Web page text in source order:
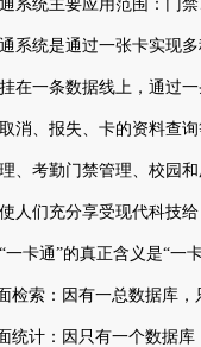
系统主要应用范围：门
系统是通过一张卡实现
在一条数据线上，通过
消、报失、卡的资料查
、考勤门禁管理、校园
人们充分享受现代科技
一卡通”的真正含义是“
检索：因有一总数据库
统计：因只有一个数据